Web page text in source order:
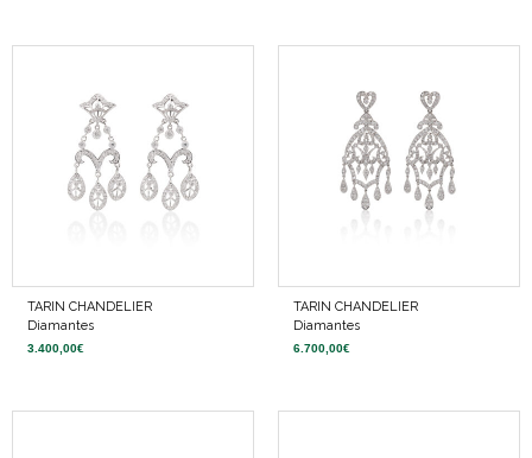
TARIN CHANDELIER
Diamantes
3.400,00€
TARIN CHANDELIER
Diamantes
6.700,00€